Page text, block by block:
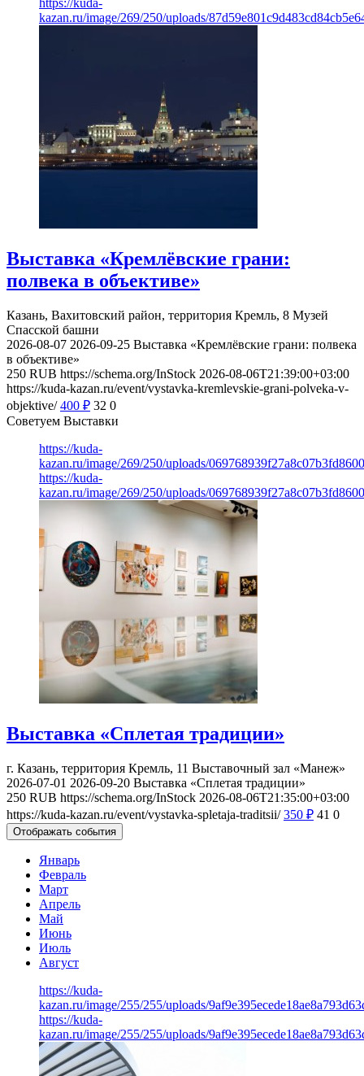
https://kuda-
kazan.ru/image/269/250/uploads/
Выставка «Кремлёвские грани:
полвека в объективе»
Казань, Вахитовский район, территория Кремль, 8 Музей
Спасской башни
2026-08-07 2026-09-25 Выставка «Кремлёвские грани: полвека
в объективе»
250 RUB https://schema.org/InStock 2026-08-06T21:39:00+03:00
https://kuda-kazan.ru/event/vystavka-kremlevskie-grani-polveka-v-
objektive/ 400 ₽ 32 0
Советуем Выставки
https://kuda-
kazan.ru/image/269/250/uploads/
https://kuda-
kazan.ru/image/269/250/uploads/
Выставка «Сплетая традиции»
г. Казань, территория Кремль, 11 Выставочный зал «Манеж»
2026-07-01 2026-09-20 Выставка «Сплетая традиции»
250 RUB https://schema.org/InStock 2026-08-06T21:35:00+03:00
https://kuda-kazan.ru/event/vystavka-spletaja-traditsii/ 350 ₽ 41 0
Отображать события
Январь
Февраль
Март
Апрель
Май
Июнь
Июль
Август
https://kuda-
kazan.ru/image/255/255/uploads/
https://kuda-
kazan.ru/image/255/255/uploads/